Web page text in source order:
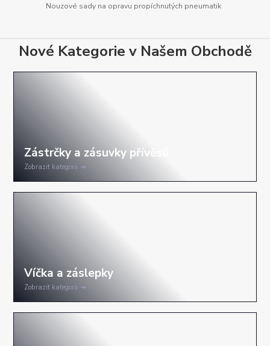
Nouzové sady na opravu propíchnutých pneumatik
Nové Kategorie v Našem Obchodě
Zobrazit kategorii
Zobrazit kategorii